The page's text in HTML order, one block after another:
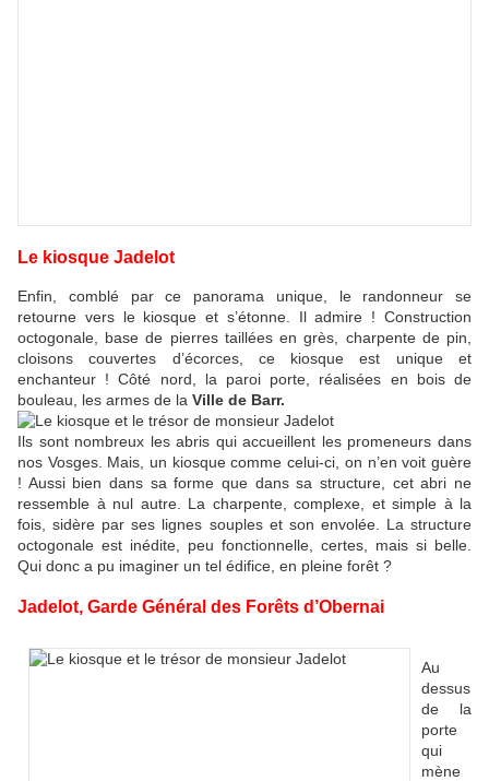
Le kiosque Jadelot
Enfin, comblé par ce panorama unique, le randonneur se
retourne vers le kiosque et s’étonne. Il admire ! Construction
octogonale, base de pierres taillées en grès, charpente de pin,
cloisons couvertes d’écorces, ce kiosque est unique et
enchanteur ! Côté nord, la paroi porte, réalisées en bois de
bouleau, les armes de la Ville de Barr.
Ils sont nombreux les abris qui accueillent les promeneurs dans
nos Vosges. Mais, un kiosque comme celui-ci, on n’en voit guère
! Aussi bien dans sa forme que dans sa structure, cet abri ne
ressemble à nul autre. La charpente, complexe, et simple à la
fois, sidère par ses lignes souples et son envolée. La structure
octogonale est inédite, peu fonctionnelle, certes, mais si belle.
Qui donc a pu imaginer un tel édifice, en pleine forêt ?
Jadelot, Garde Général des Forêts d’Obernai
Au
dessus
de la
porte
qui
mène